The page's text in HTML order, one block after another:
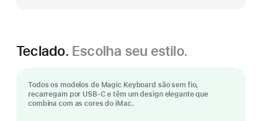
Teclado. Escolha seu estilo.
Todos os modelos de Magic Keyboard são sem fio,
recarregam por USB-C e têm um design elegante que
combina com as cores do iMac.